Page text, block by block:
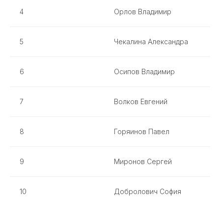
4 Орлов Владимир
5 Чекалина Александра
6 Осипов Владимир
7 Волков Евгений
8 Горяинов Павел
9 Миронов Сергей
10 Добролович София